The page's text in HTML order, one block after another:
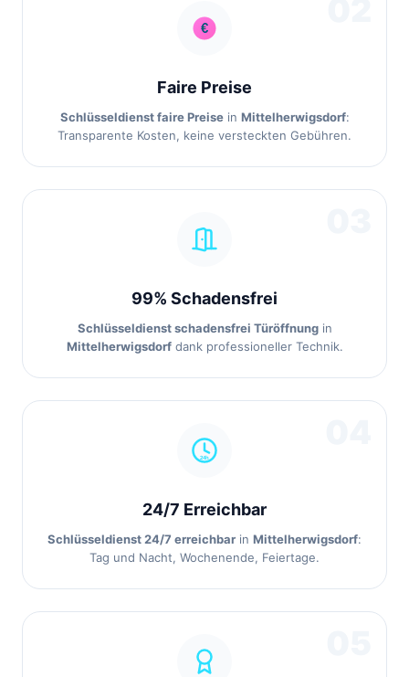
Faire Preise
Schlüsseldienst faire Preisein Mittelherwigsdorf:
Transparente Kosten, keine versteckten Gebühren.
99% Schadensfrei
Schlüsseldienst schadensfrei Türöffnungin
Mittelherwigsdorfdank professioneller Technik.
24/7 Erreichbar
Schlüsseldienst 24/7 erreichbar in Mittelherwigsdorf:
Tag und Nacht, Wochenende, Feiertage.